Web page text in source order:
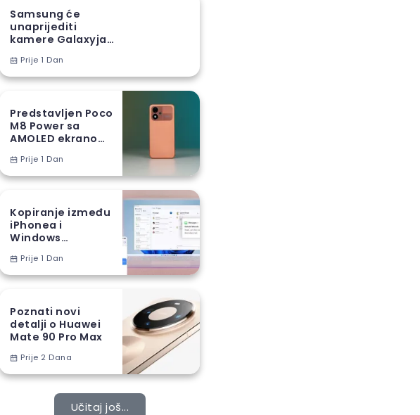
Samsung će
unaprijediti
kamere Galaxyja
proizvodnom
tehnikom
Prije 1 Dan
Predstavljen Poco
M8 Power sa
AMOLED ekranom i
baterijom
Prije 1 Dan
Kopiranje između
iPhonea i
Windows
EUPrije 1 Dan
Poznati novi
detalji o Huawei
Mate 90 Pro Max
Prije 2 Dana
Učitaj još...